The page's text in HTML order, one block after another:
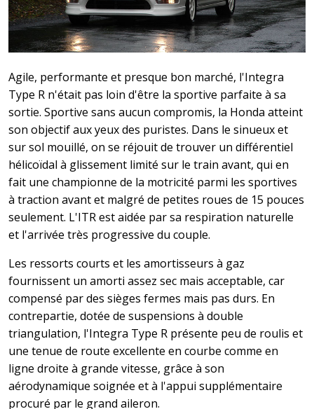
Agile, performante et presque bon marché, l'Integra
Type R n'était pas loin d'être la sportive parfaite à sa
sortie. Sportive sans aucun compromis, la Honda atteint
son objectif aux yeux des puristes. Dans le sinueux et
sur sol mouillé, on se réjouit de trouver un différentiel
hélicoïdal à glissement limité sur le train avant, qui en
fait une championne de la motricité parmi les sportives
à traction avant et malgré de petites roues de 15 pouces
seulement. L'ITR est aidée par sa respiration naturelle
et l'arrivée très progressive du couple.
Les ressorts courts et les amortisseurs à gaz
fournissent un amorti assez sec mais acceptable, car
compensé par des sièges fermes mais pas durs. En
contrepartie, dotée de suspensions à double
triangulation, l'Integra Type R présente peu de roulis et
une tenue de route excellente en courbe comme en
ligne droite à grande vitesse, grâce à son
aérodynamique soignée et à l'appui supplémentaire
procuré par le grand aileron.